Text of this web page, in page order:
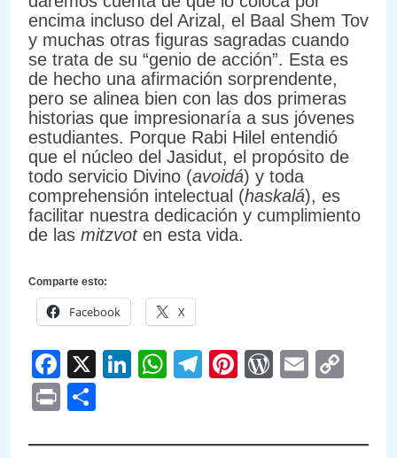
encima incluso del Arizal, el Baal Shem Tov
y muchas otras figuras sagradas cuando
se trata de su “genio de acción”. Esta es
de hecho una afirmación sorprendente,
pero se alinea bien con las dos primeras
historias que impresionaría a sus jóvenes
estudiantes. Porque Rabi Hilel entendió
que el núcleo del Jasidut, el propósito de
todo servicio Divino (avoidá) y toda
comprehensión intelectual (haskalá), es
facilitar nuestra dedicación y cumplimiento
de las mitzvot en esta vida.
Comparte esto:
Facebook X
Facebook
X LinkedIn
WhatsApp
Telegram
PinterestEmail
Print